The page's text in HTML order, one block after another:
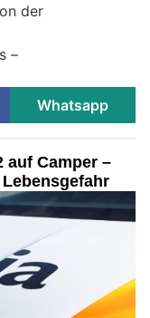
der
–
Whatsapp
auf Camper –